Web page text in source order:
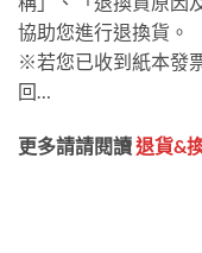
協助您進行退換貨。
※若您已收到紙本發
回…
更多請請閱讀退貨&